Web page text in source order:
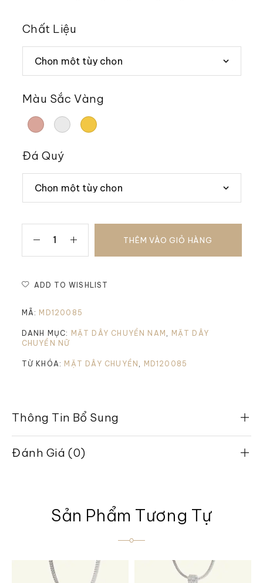
Chất Liệu
Màu Sắc Vàng
Đá Quý
THÊM VÀO GIỎ HÀNG
ADD TO WISHLIST
MÃ: MD120085
DANH MỤC: MẶT DÂY CHUYỀN NAM
MẶT DÂY
CHUYỀN NỮ
TỪ KHÓA: MẶT DÂY CHUYỀN MD120085
Thông Tin Bổ Sung
Đánh Giá (0)
Sản Phẩm Tương Tự